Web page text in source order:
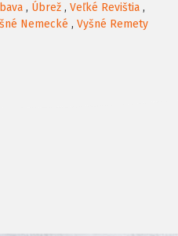
, Úbrež , Veľké Revištia ,
Nemecké , Vyšné Remety